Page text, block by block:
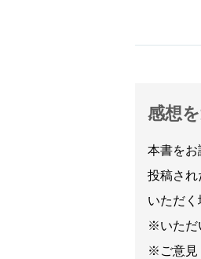
感想
本書をお
投稿され
いただく
※いただ
※ご意見